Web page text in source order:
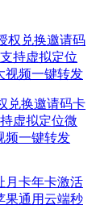
兑换邀请码卡
虚拟定位微
频一键转发